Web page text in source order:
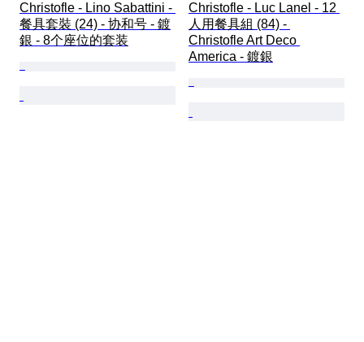
Christofle - Lino Sabattini -
餐具套裝 (24) - 协和号 - 鍍
銀 - 8个座位的套装
Christofle - Luc Lanel - 12
人用餐具組 (84) -
Christofle Art Deco
America - 鍍銀